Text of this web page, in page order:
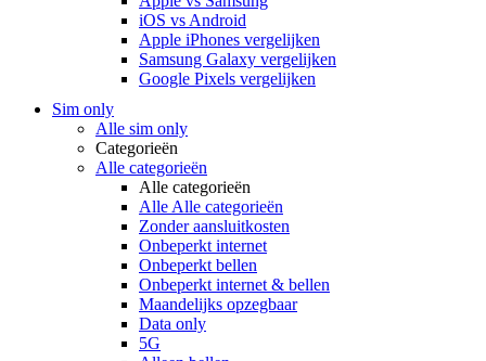
iOS vs Android
Apple iPhones vergelijken
Samsung Galaxy vergelijken
Google Pixels vergelijken
Sim only
Alle sim only
Categorieën
Alle categorieën
Alle categorieën
Alle Alle categorieën
Zonder aansluitkosten
Onbeperkt internet
Onbeperkt bellen
Onbeperkt internet & bellen
Maandelijks opzegbaar
Data only
5G